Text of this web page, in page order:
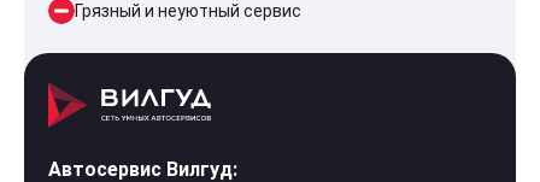
Грязный и неуютный сервис
Автосервис Вилгуд: